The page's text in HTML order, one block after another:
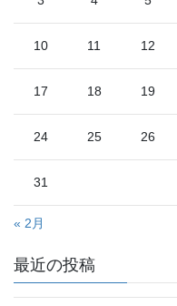
10 11 12
17 18 19
24 25 26
31
« 2月
最近の投稿